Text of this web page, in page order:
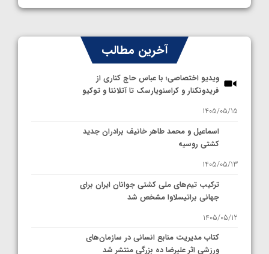
آخرین مطالب
ویدیو اختصاصی؛ با عباس حاج کناری از
فریدونکنار و کراسنویارسک تا آتلانتا و توکیو
1405/05/15
اسماعیل و محمد طاهر خانیف برادران جدید
کشتی روسیه
1405/05/13
ترکیب تیم‌های ملی کشتی جوانان ایران برای
جهانی براتیسلاوا مشخص شد
1405/05/12
کتاب مدیریت منابع انسانی در سازمان‌های
ورزشی اثر علیرضا ده بزرگی منتشر شد